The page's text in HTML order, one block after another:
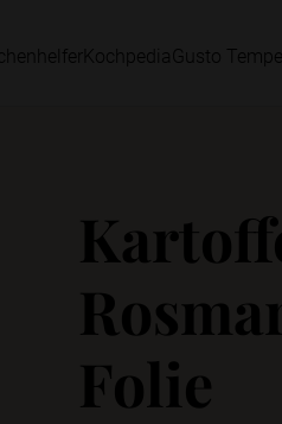
Kochpedia Gusto Tempel
Folie